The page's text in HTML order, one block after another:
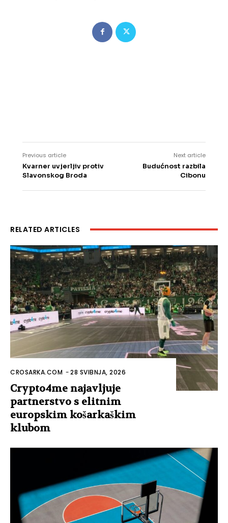
Previous article
Kvarner uvjerljiv protiv
Slavonskog Broda
Next article
Budućnost razbila
Cibonu
RELATED ARTICLES
CROSARKA.COM -28 SVIBNJA, 2026
Crypto4me najavljuje
partnerstvo s elitnim
europskim košarkaškim
klubom